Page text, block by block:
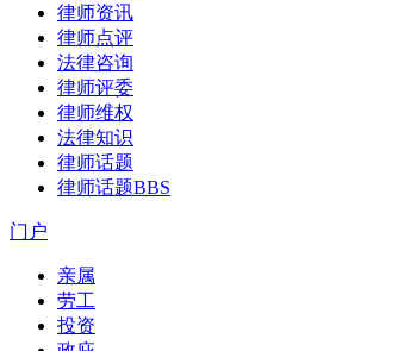
律师资讯
律师点评
法律咨询
律师评委
律师维权
法律知识
律师话题
律师话题BBS
门户
亲属
劳工
投资